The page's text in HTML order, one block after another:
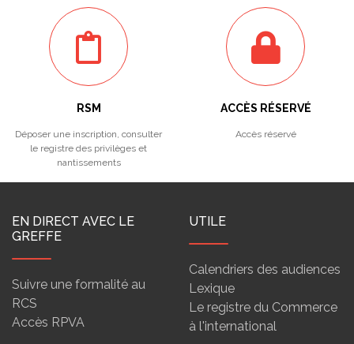
RSM
Déposer une inscription, consulter
le registre des privilèges et
nantissements
ACCÈS RÉSERVÉ
Accès réservé
EN DIRECT AVEC LE
GREFFE
Suivre une formalité au
RCS
Accès RPVA
UTILE
Calendriers des audiences
Lexique
Le registre du Commerce
à l'international